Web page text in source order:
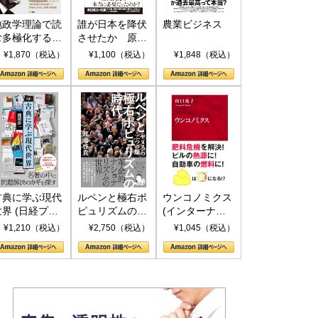
政学理論で読
多極化する世
トランプと
¥1,870（税込）
誰が日本を降伏
させたか 原爆
投下、ソ連参
(PHP新書)
¥1,100（税込）
農業ビジネス
¥1,848（税込）
典に学ぶ現代
界 (日経プレ
アシリーズ)
¥1,210（税込）
ルペンと極右ポ
ピュリズムの時
代：〈ヤヌス〉
¥2,750（税込）
ウンコノミクス
(インターナシ
ョナル新書)
¥1,045（税込）